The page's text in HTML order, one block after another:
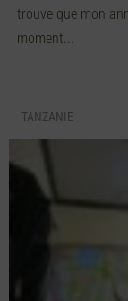
trouve que mon
moment...
TANZANIE